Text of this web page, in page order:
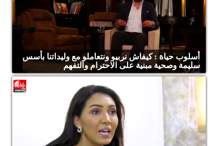
أسلوب حياة : كيفاش نربيو ونتعاملو مع وليداتنا بأسس
سليمة وصحية مبنية على الاحترام والتفهم